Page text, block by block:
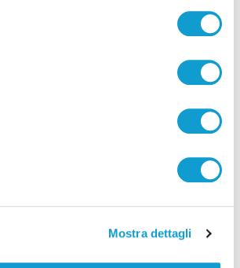
Mostra dettagli
e restano in bilico su un